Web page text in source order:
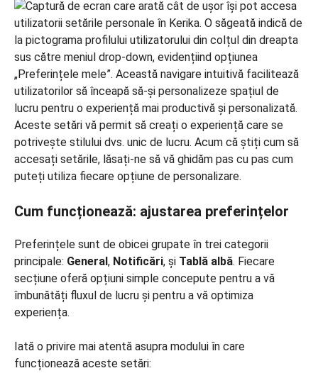
Aceste setări vă permit să creați o experiență care se
potrivește stilului dvs. unic de lucru. Acum că știți cum să
accesați setările, lăsați-ne să vă ghidăm pas cu pas cum
puteți utiliza fiecare opțiune de personalizare.
Cum funcționează: ajustarea preferințelor
Preferințele sunt de obicei grupate în trei categorii
principale: General, Notificări, și Tablă albă. Fiecare
secțiune oferă opțiuni simple concepute pentru a vă
îmbunătăți fluxul de lucru și pentru a vă optimiza
experiența.
Iată o privire mai atentă asupra modului în care
funcționează aceste setări: